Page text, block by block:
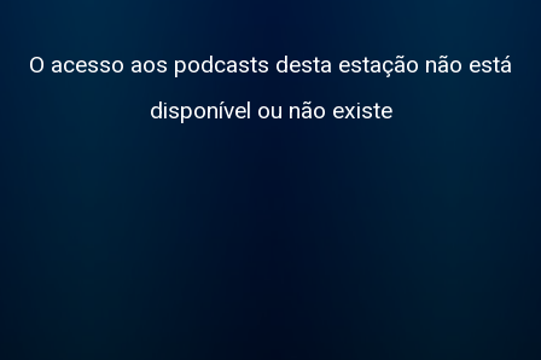
O acesso aos podcasts desta estação não está
disponível ou não existe